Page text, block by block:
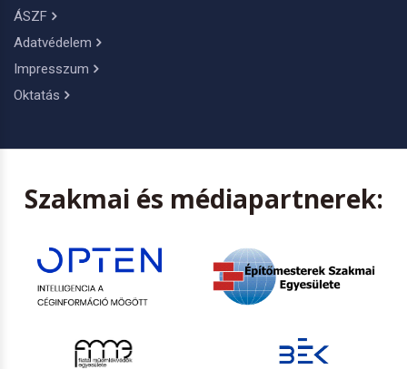
ÁSZF
Adatvédelem
Impresszum
Oktatás
Szakmai és médiapartnerek: